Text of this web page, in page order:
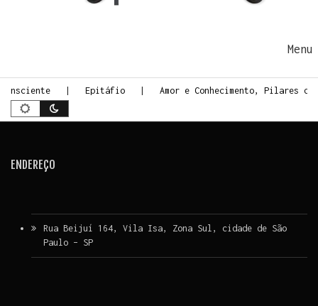
Epitáfio Amor e Conhecimento, Pilares
ENDEREÇO
Rua Beijuí 164, Vila Isa, Zona Sul, cidade de São
Paulo – SP